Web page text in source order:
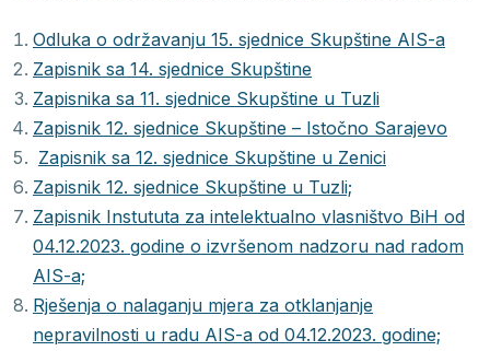
Odluka o održavanju 15. sjednice Skupštine AIS-a
Zapisnik sa 14. sjednice Skupštine
Zapisnika sa 11. sjednice Skupštine u Tuzli
Zapisnik 12. sjednice Skupštine – Istočno Sarajevo
Zapisnik sa 12. sjednice Skupštine u Zenici
Zapisnik 12. sjednice Skupštine u Tuzli;
Zapisnik Instututa za intelektualno vlasništvo BiH od
04.12.2023. godine o izvršenom nadzoru nad radom
AIS-a;
Rješenja o nalaganju mjera za otklanjanje
nepravilnosti u radu AIS-a od 04.12.2023. godine;